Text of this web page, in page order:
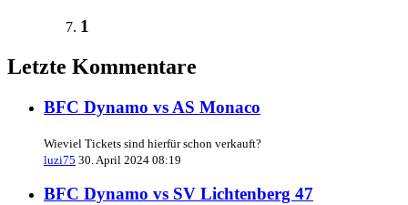
1
Letzte Kommentare
BFC Dynamo vs AS Monaco
Wieviel Tickets sind hierfür schon verkauft?
luzi75 30. April 2024 08:19
BFC Dynamo vs SV Lichtenberg 47